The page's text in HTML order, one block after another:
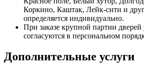
Коркино, Каштак, Лейк-сити и
определяется индивидуально.
При заказе крупной партии дверей
согласуются в персональном
Дополнительные услуги